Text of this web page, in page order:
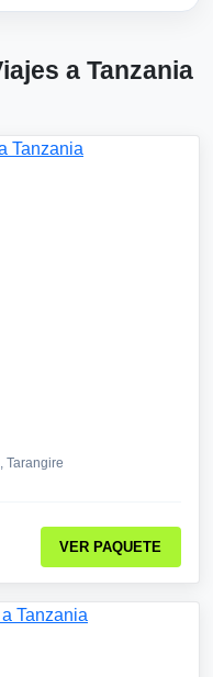
a Tanzania
Tarangire
VER PAQUETE